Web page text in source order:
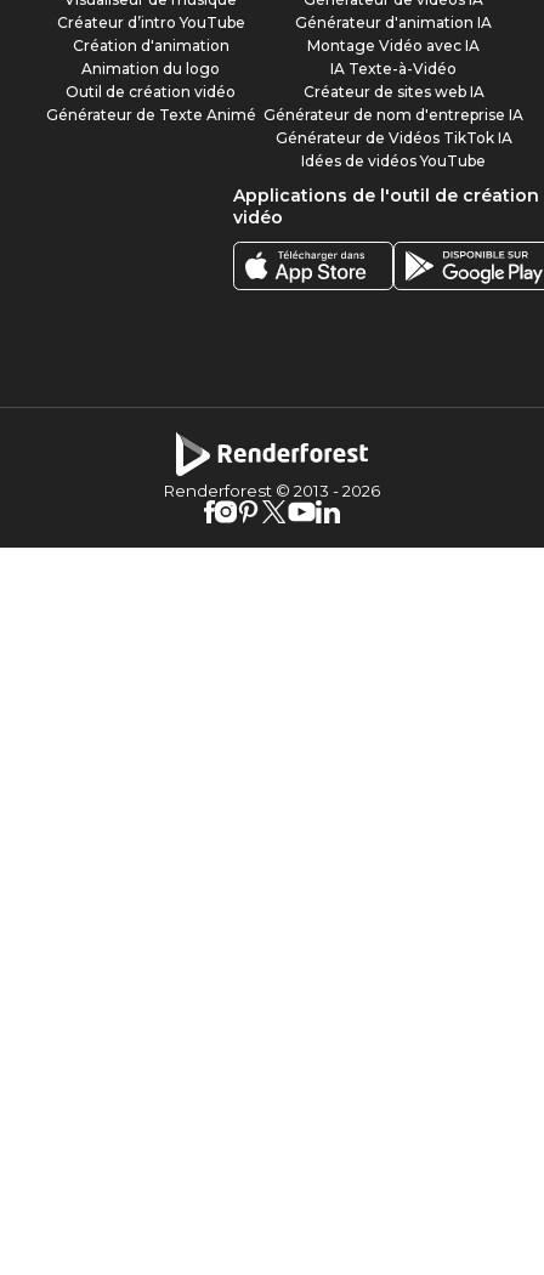
Créateur d’intro YouTube
Création d'animation
Animation du logo
Outil de création vidéo
Générateur de Texte Animé
Générateur d'animation IA
Montage Vidéo avec IA
IA Texte-à-Vidéo
Créateur de sites web IA
Générateur de nom d'entreprise IA
Générateur de Vidéos TikTok IA
Idées de vidéos YouTube
Applications de l'outil de création
vidéo
Renderforest © 2013 -2026